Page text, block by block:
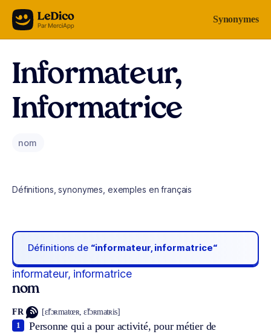
Aller au contenu Synonymes
Informateur,
Informatrice
nom
Définitions, synonymes, exemples en français
Définitions de “informateur, informatrice“
informateur, informatrice
nom
FR [ɛ̃fɔʀmatœʀ, ɛ̃fɔʀmatʀis]
Personne qui a pour activité, pour métier de
1